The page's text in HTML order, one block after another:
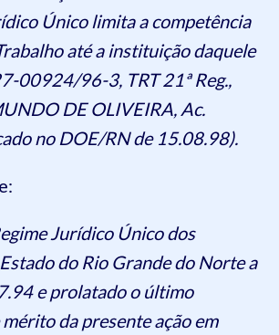
Único limita a competência
até a instituição daquele
00924/96-3, TRT 21ª Reg.,
DE OLIVEIRA, Ac.
no DOE/RN de 15.08.98).
Jurídico Único dos
do Rio Grande do Norte a
e prolatado o último
da presente ação em